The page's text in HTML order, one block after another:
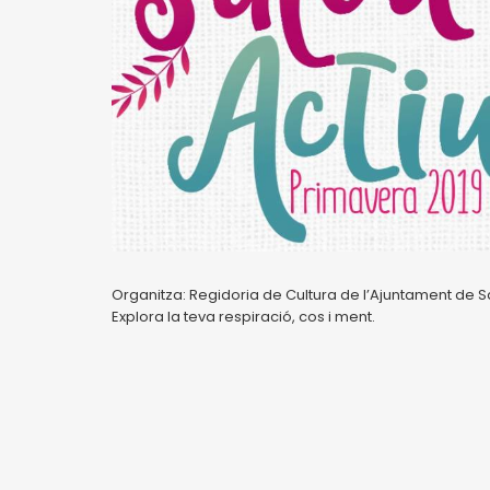
Organitza: Regidoria de Cultura de l’Ajuntament de
Explora la teva respiració, cos i ment.